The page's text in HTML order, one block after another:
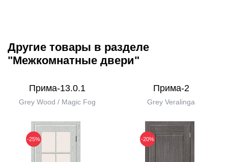
Другие товары в разделе
"Межкомнатные двери"
Прима-13.0.1
Grey Wood / Magic Fog
-25%
Прима-2
Grey Veralinga
-20%